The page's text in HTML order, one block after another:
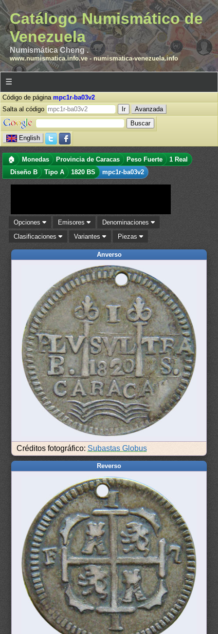
Catálogo Numismático de
Venezuela
Numismática Cheng .
www.numismatica.info.ve- numismatica-venezuela.info
☰
Código de página mpc1r-ba03v2
Salta al código
Avanzada
English
🏠 Monedas Provincia de Caracas Peso Fuerte
1 Real
Diseño B
Tipo A 1820 BS mpc1r-ba03v2
Opciones Emisores
Denominaciones
Clasificaciones
Variantes Piezas
Anverso
Créditos fotográfico: Subastas Globus
Reverso